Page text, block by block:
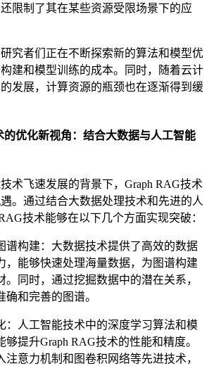
限制了其在某些资源受限场景下的应
究者们正在不断探索新的算法和模型优
建和模型训练的成本。同时，随着云计
发展，计算资源的瓶颈也在逐渐得到缓
优化新视角：结合大数据与人工智能
术飞速发展的背景下，Graph RAG技术
。通过结合大数据处理技术和先进的人
技术能够在以下几个方面实现突破：
谱构建：大数据技术提供了高效的数据
，能够快速处理海量数据，为图谱构建
。同时，通过挖掘数据中的潜在关系，
和完善的图谱。
：人工智能技术中的深度学习算法和模
够提升Graph RAG技术的性能和精度。
注意力机制和图卷积网络等先进技术，